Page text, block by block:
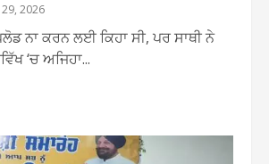
29, 2026
ਨਾ ਕਰਨ ਲਈ ਕਿਹਾ ਸੀ, ਪਰ ਸਾਥੀ ਨੇ
‘ਚ ਅਜਿਹਾ...